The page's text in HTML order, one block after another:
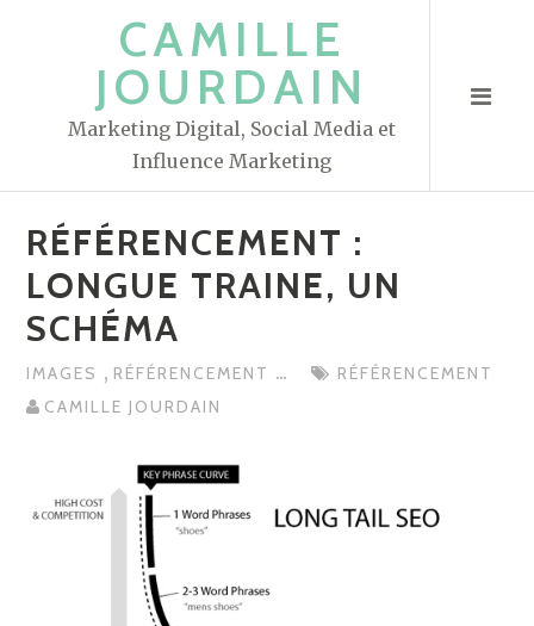
CAMILLE
JOURDAIN
Marketing Digital, Social Media et
Influence Marketing
RÉFÉRENCEMENT :
LONGUE TRAINE, UN
SCHÉMA
IMAGES , RÉFÉRENCEMENT ...
RÉFÉRENCEMENT
CAMILLE JOURDAIN